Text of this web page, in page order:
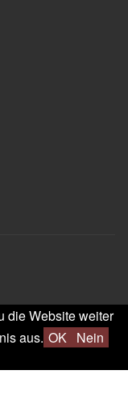
die Website weiter
aus. OK Nein